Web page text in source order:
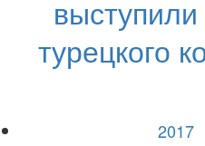
турецкого
2017